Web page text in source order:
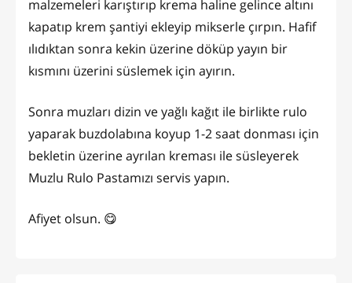
malzemeleri karıştırıp krema haline gelince altını
kapatıp krem şantiyi ekleyip mikserle çırpın. Hafif
ılıdıktan sonra kekin üzerine döküp yayın bir
kısmını üzerini süslemek için ayırın.
Sonra muzları dizin ve yağlı kağıt ile birlikte rulo
yaparak buzdolabına koyup 1-2 saat donması için
bekletin üzerine ayrılan kreması ile süsleyerek
Muzlu Rulo Pastamızı servis yapın.
Afiyet olsun. 😋